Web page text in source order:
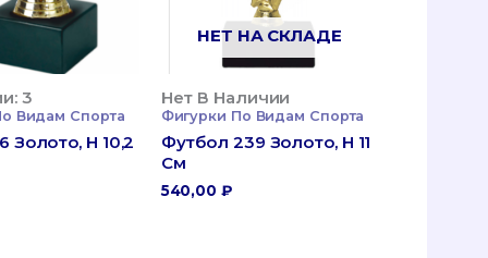
3
Видам Спорта
Золото, H 10,2
НЕТ НА СКЛАДЕ
Нет В Наличии
Фигурки По Видам Спорта
Футбол 239 Золото, H 11
См
540,00 ₽